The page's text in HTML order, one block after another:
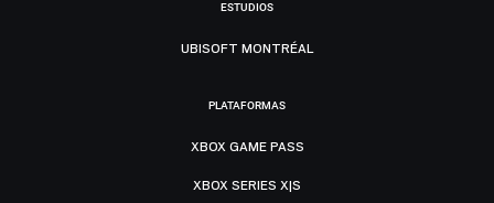
ESTUDIOS
UBISOFT MONTRÉAL
PLATAFORMAS
XBOX GAME PASS
XBOX SERIES X|S